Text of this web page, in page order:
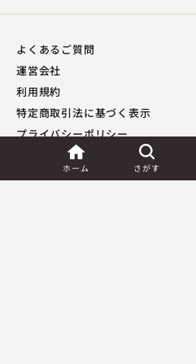
ホーム さがす
よくあるご質問
運営会社
利用規約
特定商取引法に基づく表示
プライバシーポリシー​
外部送信ポリシー